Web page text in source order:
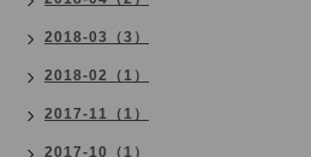
2018-03（3）
2018-02（1）
2017-11（1）
2017-10（1）